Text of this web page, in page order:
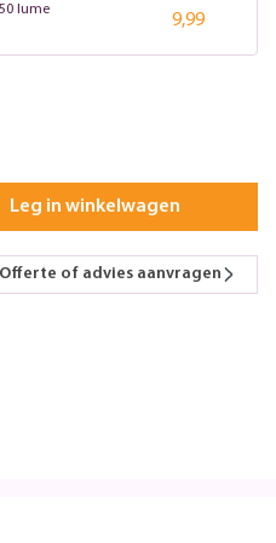
lume
9,99
Leg in winkelwagen
Offerte of advies aanvragen